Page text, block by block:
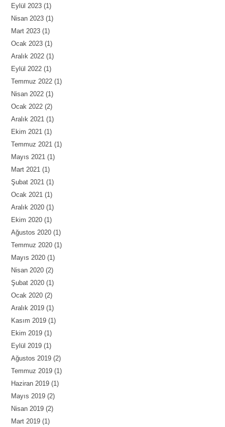
Eylül 2023(1)
Nisan 2023(1)
Mart 2023(1)
Ocak 2023(1)
Aralık 2022(1)
Eylül 2022(1)
Temmuz 2022(1)
Nisan 2022(1)
Ocak 2022(2)
Aralık 2021(1)
Ekim 2021(1)
Temmuz 2021(1)
Mayıs 2021(1)
Mart 2021(1)
Şubat 2021(1)
Ocak 2021(1)
Aralık 2020(1)
Ekim 2020(1)
Ağustos 2020(1)
Temmuz 2020(1)
Mayıs 2020(1)
Nisan 2020(2)
Şubat 2020(1)
Ocak 2020(2)
Aralık 2019(1)
Kasım 2019(1)
Ekim 2019(1)
Eylül 2019(1)
Ağustos 2019(2)
Temmuz 2019(1)
Haziran 2019(1)
Mayıs 2019(2)
Nisan 2019(2)
Mart 2019(1)